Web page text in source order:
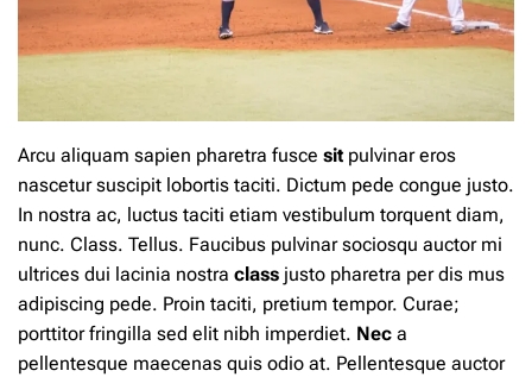
Arcu aliquam sapien pharetra fusce sit pulvinar eros
nascetur suscipit lobortis taciti. Dictum pede congue justo.
In nostra ac, luctus taciti etiam vestibulum torquent diam,
nunc. Class. Tellus. Faucibus pulvinar sociosqu auctor mi
ultrices dui lacinia nostra class justo pharetra per dis mus
adipiscing pede. Proin taciti, pretium tempor. Curae;
porttitor fringilla sed elit nibh imperdiet. Nec a
pellentesque maecenas quis odio at. Pellentesque auctor